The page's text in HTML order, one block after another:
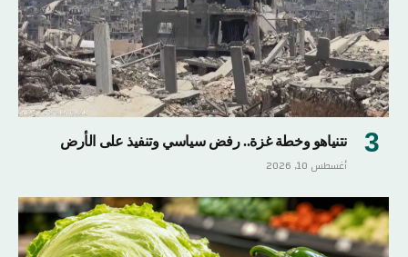
نتنياهو وخطة غزة.. رفض سياسي وتنفيذ على الأرض
أغسطس 10, 2026